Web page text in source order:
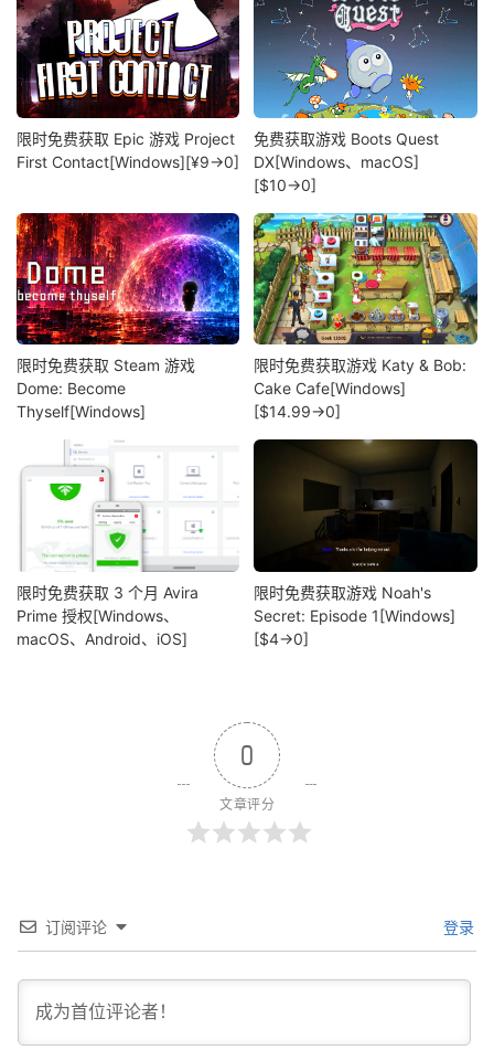
限时免费获取 Epic 游戏 Project
First Contact[Windows][¥9→0]
免费获取游戏 Boots Quest
DX[Windows、macOS]
[$10→0]
限时免费获取 Steam 游戏
Dome: Become
Thyself[Windows]
限时免费获取游戏 Katy & Bob:
Cake Cafe[Windows]
[$14.99→0]
限时免费获取 3 个月 Avira
Prime 授权[Windows、
macOS、Android、iOS]
限时免费获取游戏 Noah's
Secret: Episode 1[Windows]
[$4→0]
0
文章评分
订阅评论 登录